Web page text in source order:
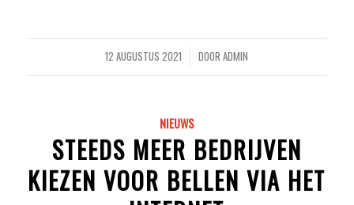
12 AUGUSTUS 2021
/ DOORADMIN
NIEUWS
STEEDS MEER BEDRIJVEN
KIEZEN VOOR BELLEN VIA HET